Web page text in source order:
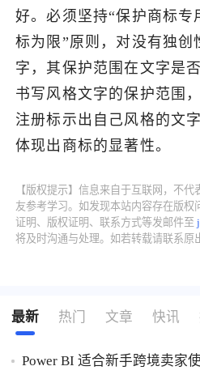
好。必须坚持“保护商标专
标为限”原则，对没有独创
字，其保护范围在文字是
书写风格文字的保护范围
注册标示出自己风格的文
体现出商标的显著性。
【版权提示】信息来自于互联网，不
友参考学习。如发现本站内容存在版权
证明、版权证明、联系方式等发邮件至
将及时沟通与处理。如若转载请联系原
最新 热门 文章 快讯
Power BI 适合新手跨境卖家